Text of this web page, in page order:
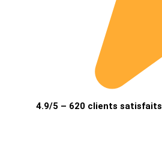
4.9/5 – 620 clients satisfaits